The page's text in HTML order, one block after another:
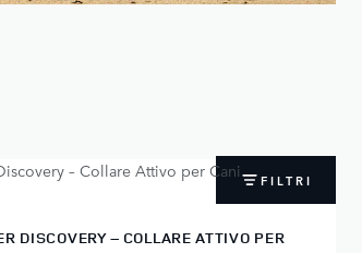
FILTRI
DISCOVERY – COLLARE ATTIVO PER